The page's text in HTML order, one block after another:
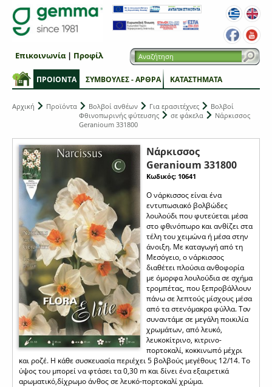
ΠΡΟΙΟΝΤΑ ΣΥΜΒΟΥΛΕΣ - ΑΡΘΡΑ ΚΑΤΑΣΤΗΜΑΤΑ
Επικοινωνία| Προφίλ
Αρχική Προϊόντα Βολβοί ανθέων Για ερασιτέχνες
Βολβοί
Φθινοπωρινής φύτευσης
σε φάκελα
Νάρκισσος
Geranioum 331800
Νάρκισσος
Geranioum 331800
Κωδικός: 10641
Ο νάρκισσος είναι ένα
εντυπωσιακό βολβώδες
λουλούδι που φυτεύεται μέσα
στο φθινόπωρο και ανθίζει στα
τέλη του χειμώνα ή μέσα στην
άνοιξη. Με καταγωγή από τη
Μεσόγειο, ο νάρκισσος
διαθέτει πλούσια ανθοφορία
με όμορφα λουλούδια σε σχήμα
τρομπέτας, που ξεπροβάλλουν
πάνω σε λεπτούς μίσχους μέσα
από τα στενόμακρα φύλλα. Τον
συναντάμε σε μεγάλη ποικιλία
χρωμάτων, από λευκό,
λευκοκίτρινο, κιτρινο-
πορτοκαλί, κοκκινωπό μέχρι
και ροζέ. Η κάθε συσκευασία περιέχει 5 βολβούς μεγέθους 12/14. Το
ύψος του μπορεί να φτάσει τα 0,30 m και δίνει ένα εξαιρετικά
αρωματικό,δίχρωμο άνθος σε λευκό-πορτοκαλί χρώμα.